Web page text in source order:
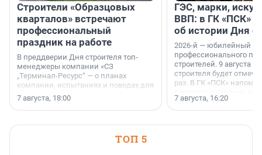
Строители «Образцовых
кварталов» встречают
профессиональный
праздник на работе
В преддверии Дня строителя топ-
менеджеры компании «СЗ
„Терминал-Ресурс“ — о планах
компании, испытаниях и поводах для
осторожного оптимизма.
7 августа, 18:00
ГЭС, марки,
ВВП: в ГК «ПСК»
об истории Дня
2026-й — юбилейный
профессионального
строителей. 9 августа
строителя будет
раз. В ГК «ПСК»
поменялась роль
7 августа, 16:20
ТОП 5